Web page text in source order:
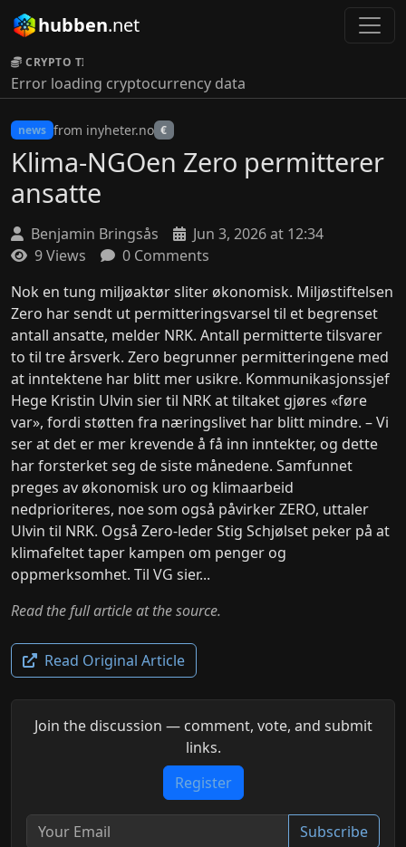
hubben.net
CRYPTO TICKER:
Error loading cryptocurrency data
news from inyheter.no €
Klima-NGOen Zero permitterer
ansatte
Benjamin Bringsås
Jun 3, 2026 at 12:34
9 Views
0 Comments
Nok en tung miljøaktør sliter økonomisk. Miljøstiftelsen
Zero har sendt ut permitteringsvarsel til et begrenset
antall ansatte, melder NRK. Antall permitterte tilsvarer
to til tre årsverk. Zero begrunner permitteringene med
at inntektene har blitt mer usikre. Kommunikasjonssjef
Hege Kristin Ulvin sier til NRK at tiltaket gjøres «føre
var», fordi støtten fra næringslivet har blitt mindre. – Vi
ser at det er mer krevende å få inn inntekter, og dette
har forsterket seg de siste månedene. Samfunnet
preges av økonomisk uro og klimaarbeid
nedprioriteres, noe som også påvirker ZERO, uttaler
Ulvin til NRK. Også Zero-leder Stig Schjølset peker på at
klimafeltet taper kampen om penger og
oppmerksomhet. Til VG sier...
Read the full article at the source.
Read Original Article
Join the discussion — comment, vote, and submit
links.
Register
Subscribe